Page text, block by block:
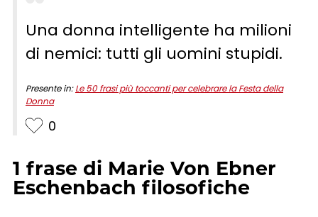
Una donna intelligente ha milioni
di nemici: tutti gli uomini stupidi.
Presente in:Le 50 frasi più toccanti per celebrare la Festa della
Donna
0
1 frase di Marie Von Ebner
Eschenbach filosofiche